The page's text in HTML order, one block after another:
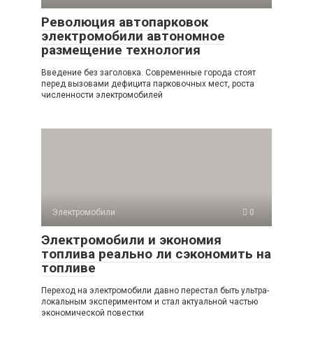
Революция автопарковок
электромобили автономное
размещение технология
Введение без заголовка. Современные города стоят
перед вызовами дефицита парковочных мест, роста
численности электромобилей
Электромобили 0
Электромобили и экономия
топлива реально ли сэкономить на
топливе
Переход на электромобили давно перестал быть ультра-
локальным экспериментом и стал актуальной частью
экономической повестки